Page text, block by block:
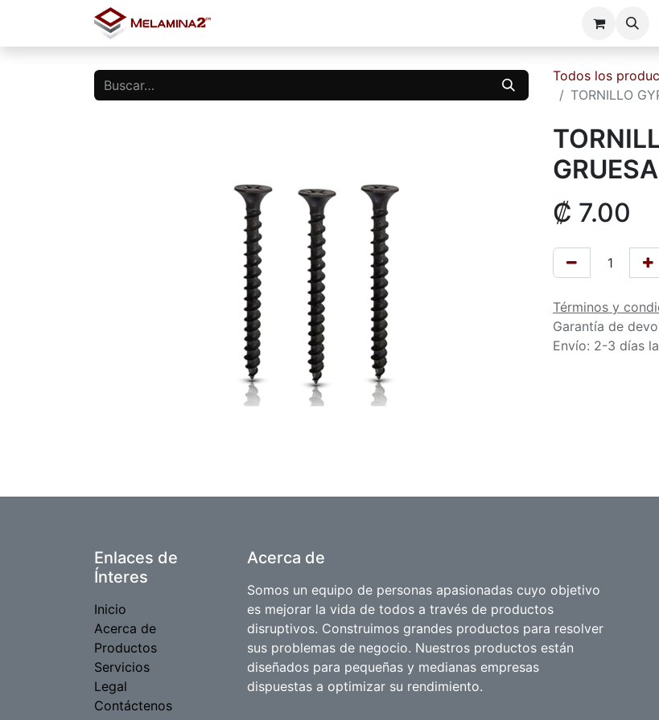
Todos los
TORNILLO
₡ 7.00
Términos y
Garantía de
Envío: 2-3 días
Enlaces de
Ínteres
Inicio
Acerca de
Productos
Servicios
Legal
Contáctenos
Acerca de
Somos un equipo de personas apasionadas cuyo objetivo
es mejorar la vida de todos a través de productos
disruptivos. Construimos grandes productos para resolver
sus problemas de negocio. Nuestros productos están
diseñados para pequeñas y medianas empresas
dispuestas a optimizar su rendimiento.